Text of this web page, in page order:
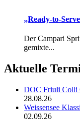
„Ready-to-
Der Campari
gemixte...
Aktuelle
DOC Friuli Colli
28.08.26
Weissensee
02.09.26